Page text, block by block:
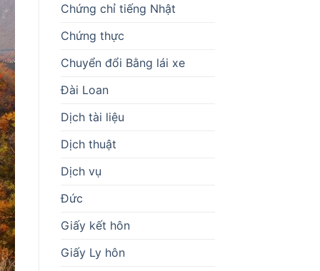
Chứng chỉ tiếng Nhật
Chứng thực
Chuyển đổi Bằng lái xe
Đài Loan
Dịch tài liệu
Dịch thuật
Dịch vụ
Đức
Giấy kết hôn
Giấy Ly hôn